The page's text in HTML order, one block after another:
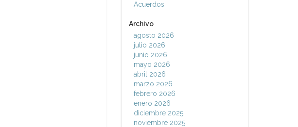
Acuerdos
Archivo
agosto 2026
julio 2026
junio 2026
mayo 2026
abril 2026
marzo 2026
febrero 2026
enero 2026
diciembre 2025
noviembre 2025